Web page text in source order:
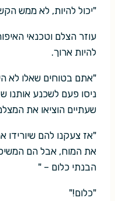
"יכול להיות, לא ממש
עוזר הצלם וטכנאי
להיות ארוך.
"אתם בטוחים שאלו לא
ניסו פעם לשכנע אותנו
שעתיים הוציאו את
"אז צעקנו להם שיורידו
את המוח, אבל הם
הבנתי כלום – "
"כלום!"